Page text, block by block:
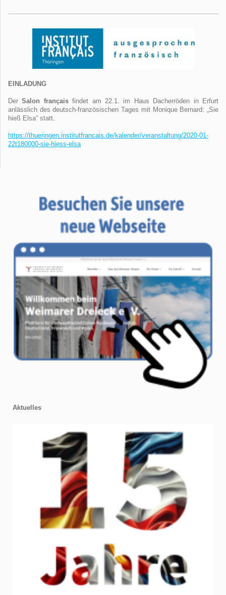
EINLADUNG
DerSalon françaisfindet am 22.1. im Haus Dacherröden in Erfurt
anlässlich des deutsch-französischen Tages mit Monique Bernard: „Sie
hieß Elsa“ statt.
https://thueringen.institutfrancais.de/kalender/veranstaltung/2020-01-
22t180000-sie-hiess-elsa
Aktuelles